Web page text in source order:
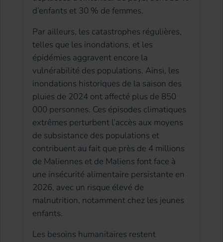
d’enfants et 30 % de femmes.
Par ailleurs, les catastrophes régulières,
telles que les inondations, et les
épidémies aggravent encore la
vulnérabilité des populations. Ainsi, les
inondations historiques de la saison des
pluies de 2024 ont affecté plus de 850
000 personnes. Ces épisodes climatiques
extrêmes perturbent l’accès aux moyens
de subsistance des populations et
contribuent au fait que près de 4 millions
de Maliennes et de Maliens font face à
une insécurité alimentaire persistante en
2026, avec un risque élevé de
malnutrition, notamment chez les jeunes
enfants.
Les besoins humanitaires restent